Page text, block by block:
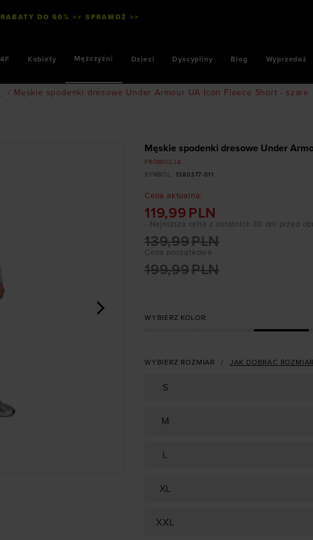
DO 50% >> SPRAWDŹ >>
4F Kobiety Mężczyźni Dzieci Dyscypliny Blog Wyprzedaż
/ Męskie spodenki dresowe Under Armour UA Icon Fleece Short - szare
Męskie spodenki dresowe Under
PROMOCJA
SYMBOL
1380377-011
Cena aktualna:
119,99 PLN
Cena początkowa
199,99PLN
139,99PLN
- Najniższa cena z ostatnich 30 dni przed
WYBIERZ KOLOR:
WYBIERZ ROZMIAR JAK DOBRAĆ ROZMIAR
S
M
L
XL
XXL